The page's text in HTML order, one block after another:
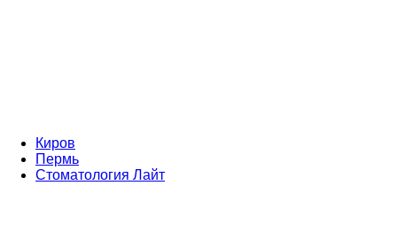
Киров
Пермь
Стоматология Лайт